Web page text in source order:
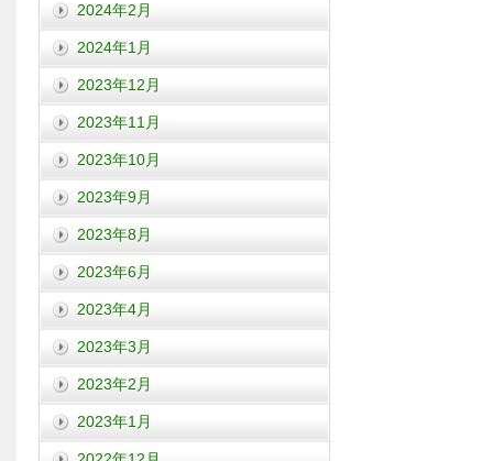
2024年2月
2024年1月
2023年12月
2023年11月
2023年10月
2023年9月
2023年8月
2023年6月
2023年4月
2023年3月
2023年2月
2023年1月